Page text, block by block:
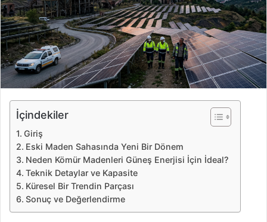
s
t
a
g
n
e
İçindekiler
Giriş
Eski Maden Sahasında Yeni Bir Dönem
Neden Kömür Madenleri Güneş Enerjisi İçin İdeal?
Teknik Detaylar ve Kapasite
Küresel Bir Trendin Parçası
Sonuç ve Değerlendirme